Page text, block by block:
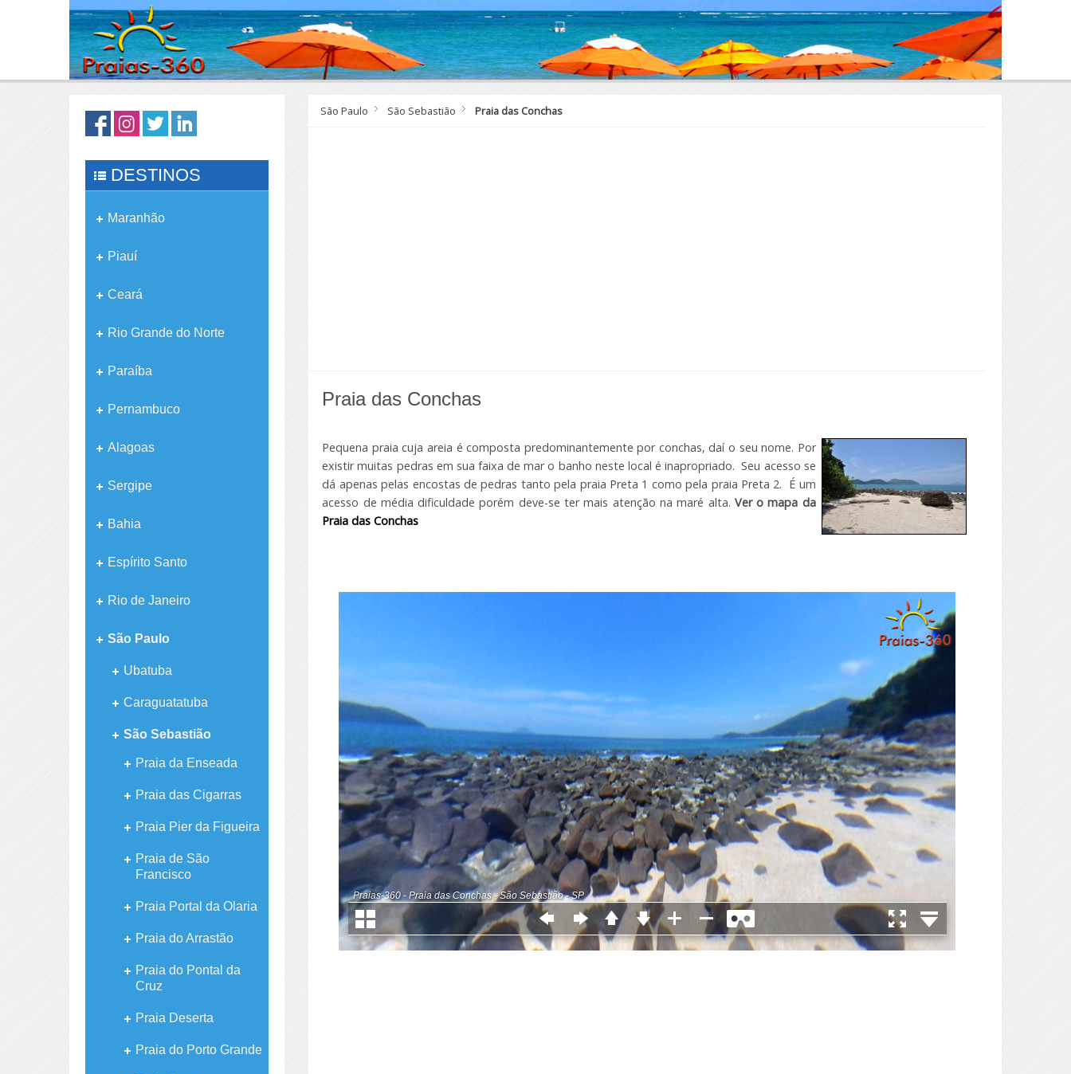
São Paulo São Sebastião Praia das Conchas
Praia das Conchas
Pequena praia cuja areia é composta predominantemente por conchas, daí o seu nome. Por
existir muitas pedras em sua faixa de mar o banho neste local é inapropriado. Seu acesso se
dá apenas pelas encostas de pedras tanto pela praia Preta 1 como pela praia Preta 2. É um
acesso de média dificuldade porém deve-se ter mais atenção na maré alta. Ver o mapa da
Praia das Conchas
Praias-360 - Praia das Conchas - São Sebastião - SP
DESTINOS
Maranhão
Piauí
Ceará
Rio Grande do Norte
Paraíba
Pernambuco
Alagoas
Sergipe
Bahia
Espírito Santo
Rio de Janeiro
São Paulo
Ubatuba
Caraguatatuba
São Sebastião
Praia da Enseada
Praia das Cigarras
Praia Pier da Figueira
Praia de São
Francisco
Praia Portal da Olaria
Praia do Arrastão
Praia do Pontal da
Cruz
Praia Deserta
Praia do Porto Grande